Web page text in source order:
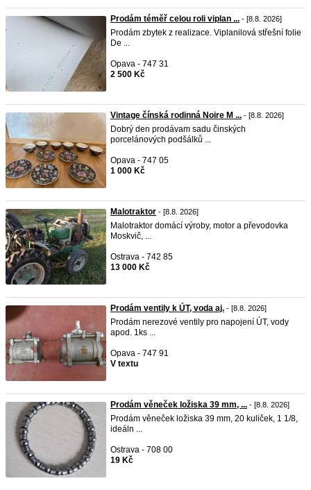
Prodám téměř celou roli viplan ... - [8.8. 2026]
Prodám zbytek z realizace. Viplanilová střešní folie
De ...
Opava - 747 31
2 500 Kč
Vintage čínská rodinná Noire M ... - [8.8. 2026]
Dobrý den prodávam sadu činských
porcelánových podšálků ...
Opava - 747 05
1 000 Kč
Malotraktor - [8.8. 2026]
Malotraktor domácí výroby, motor a převodovka
Moskvič, ...
Ostrava - 742 85
13 000 Kč
Prodám ventily k ÚT, voda aj. - [8.8. 2026]
Prodám nerezové ventily pro napojení ÚT, vody
apod. 1ks ...
Opava - 747 91
V textu
Prodám věneček ložiska 39 mm, ... - [8.8. 2026]
Prodám věneček ložiska 39 mm, 20 kuliček, 1 1/8,
ideáln ...
Ostrava - 708 00
19 Kč